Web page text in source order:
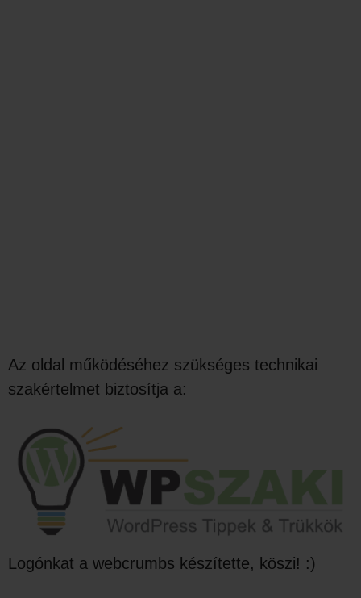
Az oldal működéséhez szükséges technikai
szakértelmet biztosítja a:
Logónkat a webcrumbs készítette, köszi! :)